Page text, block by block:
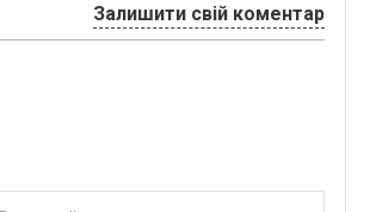
Залишити свій коментар